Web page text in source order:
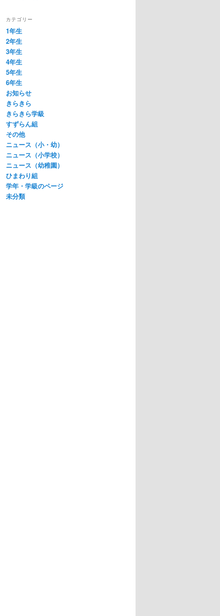
カテゴリー
1年生
2年生
3年生
4年生
5年生
6年生
お知らせ
きらきら
きらきら学級
すずらん組
その他
ニュース（小・幼）
ニュース（小学校）
ニュース（幼稚園）
ひまわり組
学年・学級のページ
未分類